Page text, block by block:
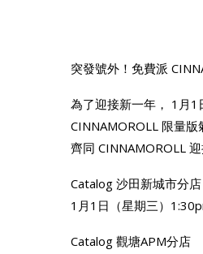
突發號外！免費派
為了迎接新一年， 1月
CINNAMOROLL 限量
齊同 CINNAMOROLL
Catalog 沙田新城市分店
1月1日（星期三）
Catalog 觀塘APM分店